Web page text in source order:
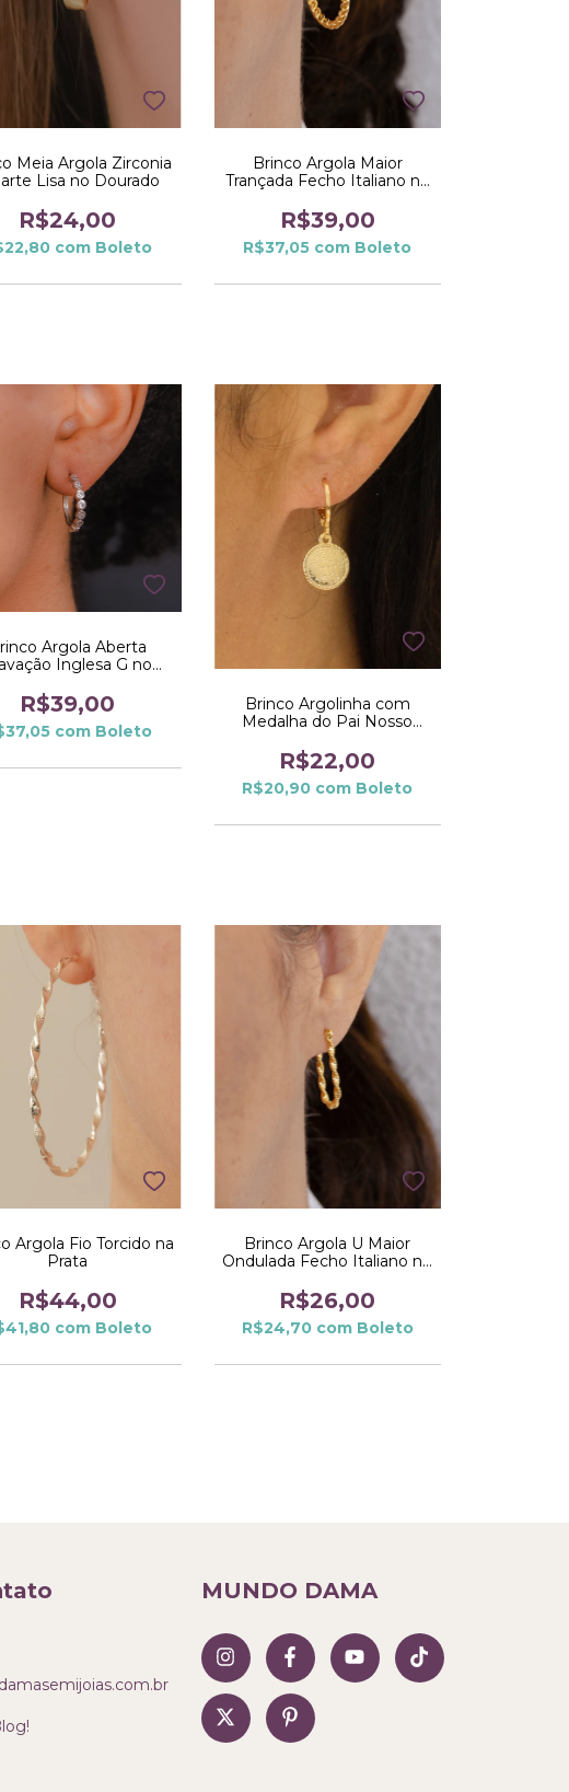
Meia Argola Zirconia
Lisa no Dourado
R$24,00
com Boleto
Brinco Argola Maior
Trançada Fecho Italiano no
R$39,00
R$37,05 com Boleto
Argola Aberta
Inglesa G no
R$39,00
com Boleto
Brinco Argolinha com
Medalha do Pai Nosso
R$22,00
R$20,90 com Boleto
Argola Fio Torcido na
Prata
R$44,00
com Boleto
Brinco Argola U Maior
Ondulada Fecho Italiano no
R$26,00
R$24,70 com Boleto
MUNDO DAMA